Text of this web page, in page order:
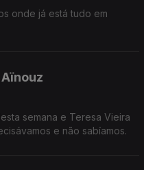
onde já está tudo em
semana e Teresa Vieira
e não sabíamos.